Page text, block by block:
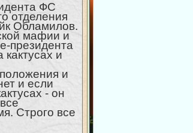
ФС
отделения
Обламилов.
мафии и
президента
и
и
и если
- он
Строго все